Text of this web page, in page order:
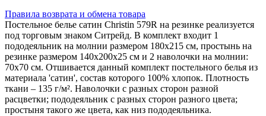
Правила возврата и обмена товара
Постельное белье сатин Christin 579R на резинке реализуется
под торговым знаком Ситрейд. В комплект входит 1
пододеяльник на молнии размером 180х215 см, простынь на
резинке размером 140х200х25 см и 2 наволочки на молнии:
70х70 см. Отшивается данный комплект постельного белья из
материала 'сатин', состав которого 100% хлопок. Плотность
ткани – 135 г/м². Наволочки с разных сторон разной
расцветки; пододеяльник с разных сторон разного цвета;
простыня такого же цвета, как низ пододеяльника.